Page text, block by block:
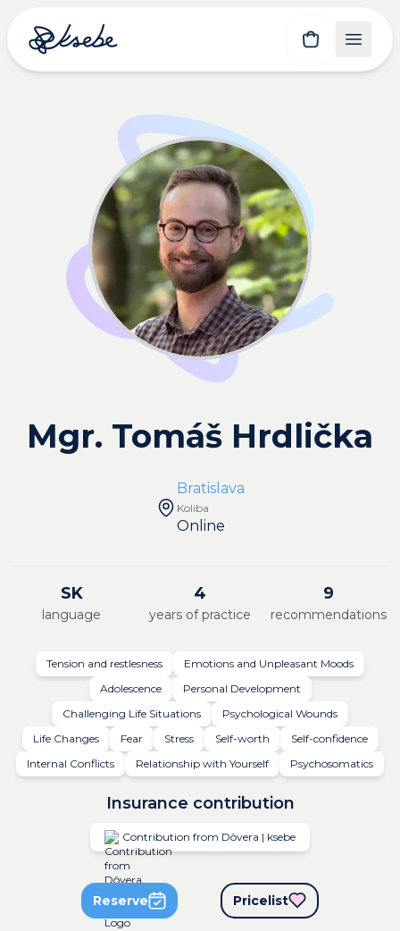
Mgr. Tomáš Hrdlička
Bratislava
Koliba
Online
SK
language
4
years of practice
9
recommendations
Tension and restlesness
Emotions and Unpleasant Moods
Adolescence
Personal Development
Challenging Life Situations
Psychological Wounds
Life Changes
Fear Stress Self-worth
Self-confidence
Internal Conflicts
Relationship with Yourself Psychosomatics
Insurance contribution
Contribution from Dôvera | ksebe
Reserve Pricelist